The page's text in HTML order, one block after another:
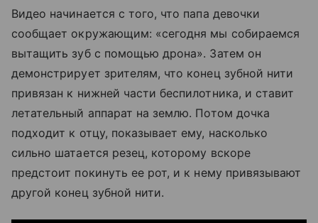
Видео начинается с того, что папа девочки
сообщает окружающим: «сегодня мы собираемся
вытащить зуб с помощью дрона». Затем он
демонстрирует зрителям, что конец зубной нити
привязан к нижней части беспилотника, и ставит
летательный аппарат на землю. Потом дочка
подходит к отцу, показывает ему, насколько
сильно шатается резец, которому вскоре
предстоит покинуть ее рот, и к нему привязывают
другой конец зубной нити.